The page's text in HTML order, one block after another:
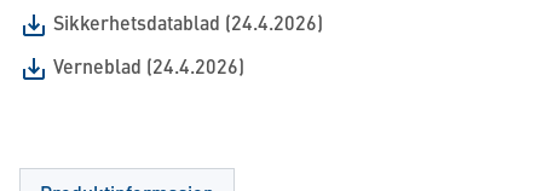
Sikkerhetsdatablad (24.4.2026)
Verneblad (24.4.2026)